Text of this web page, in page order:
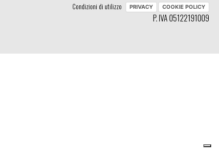
Condizioni di utilizzo PRIVACY COOKIE POLICY
P. IVA 05122191009